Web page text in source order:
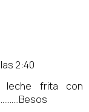
2:40
leche frita con